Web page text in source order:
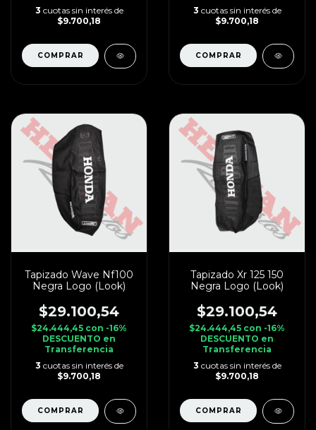
3 cuotas sin interés de
$9.700,18
3 cuotas sin interés de
$9.700,18
Tapizado Wave Nf100
Negra Logo (Look)
$29.100,54
$24.444,45 con -16%
DESCUENTO en
Transferencia
3 cuotas sin interés de
$9.700,18
Tapizado Xr 125 150
Negra Logo (Look)
$29.100,54
$24.444,45 con -16%
DESCUENTO en
Transferencia
3 cuotas sin interés de
$9.700,18